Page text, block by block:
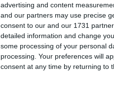
advertising and content
and our partners may use precise
consent to our and our 1731
detailed information and change
some processing of your personal
processing. Your preferences will
consent at any time by returning to
Mardi : 09:00–12:00,
Mercredi : 09:00–12:00,
Jeudi : 09:00–12:00,
Vendredi : 09:00–12:00,
Samedi : Fermé